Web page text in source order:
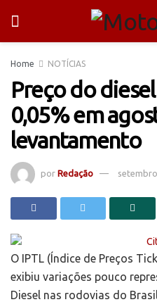
Home NOTÍCIAS
Preço do
0,05% em
levantamento
por Redação
O IPTL (Índice de Preços
exibiu variações pouco
Diesel nas rodovias do